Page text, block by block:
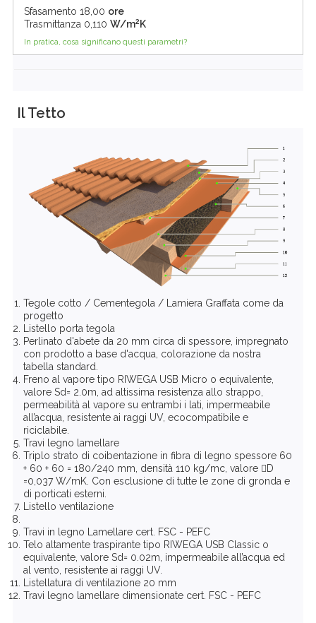
Sfasamento 18,00 ore
Trasmittanza 0,110 W/m2 K
In pratica, cosa significano questi parametri?
Il Tetto
Tegole cotto / Cementegola / Lamiera Graffata come da
progetto
Listello porta tegola
Perlinato d'abete da 20 mm circa di spessore, impregnato
con prodotto a base d'acqua, colorazione da nostra
tabella standard.
Freno al vapore tipo RIWEGA USB Micro o equivalente,
valore Sd= 2.0m, ad altissima resistenza allo strappo,
permeabilità al vapore su entrambi i lati, impermeabile
all’acqua, resistente ai raggi UV, ecocompatibile e
riciclabile.
Travi legno lamellare
Triplo strato di coibentazione in fibra di legno spessore 60
+ 60 + 60 = 180/240 mm, densità 110 kg/mc, valore D
=0,037 W/mK. Con esclusione di tutte le zone di gronda e
di porticati esterni.
Listello ventilazione
Travi in legno Lamellare cert. FSC - PEFC
Telo altamente traspirante tipo RIWEGA USB Classic o
equivalente, valore Sd= 0.02m, impermeabile all’acqua ed
al vento, resistente ai raggi UV.
Listellatura di ventilazione 20 mm
Travi legno lamellare dimensionate cert. FSC - PEFC